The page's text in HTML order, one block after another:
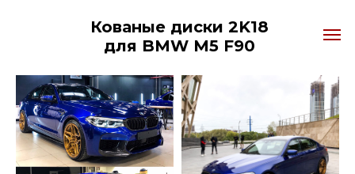
Кованые диски 2K18
для BMW M5 F90